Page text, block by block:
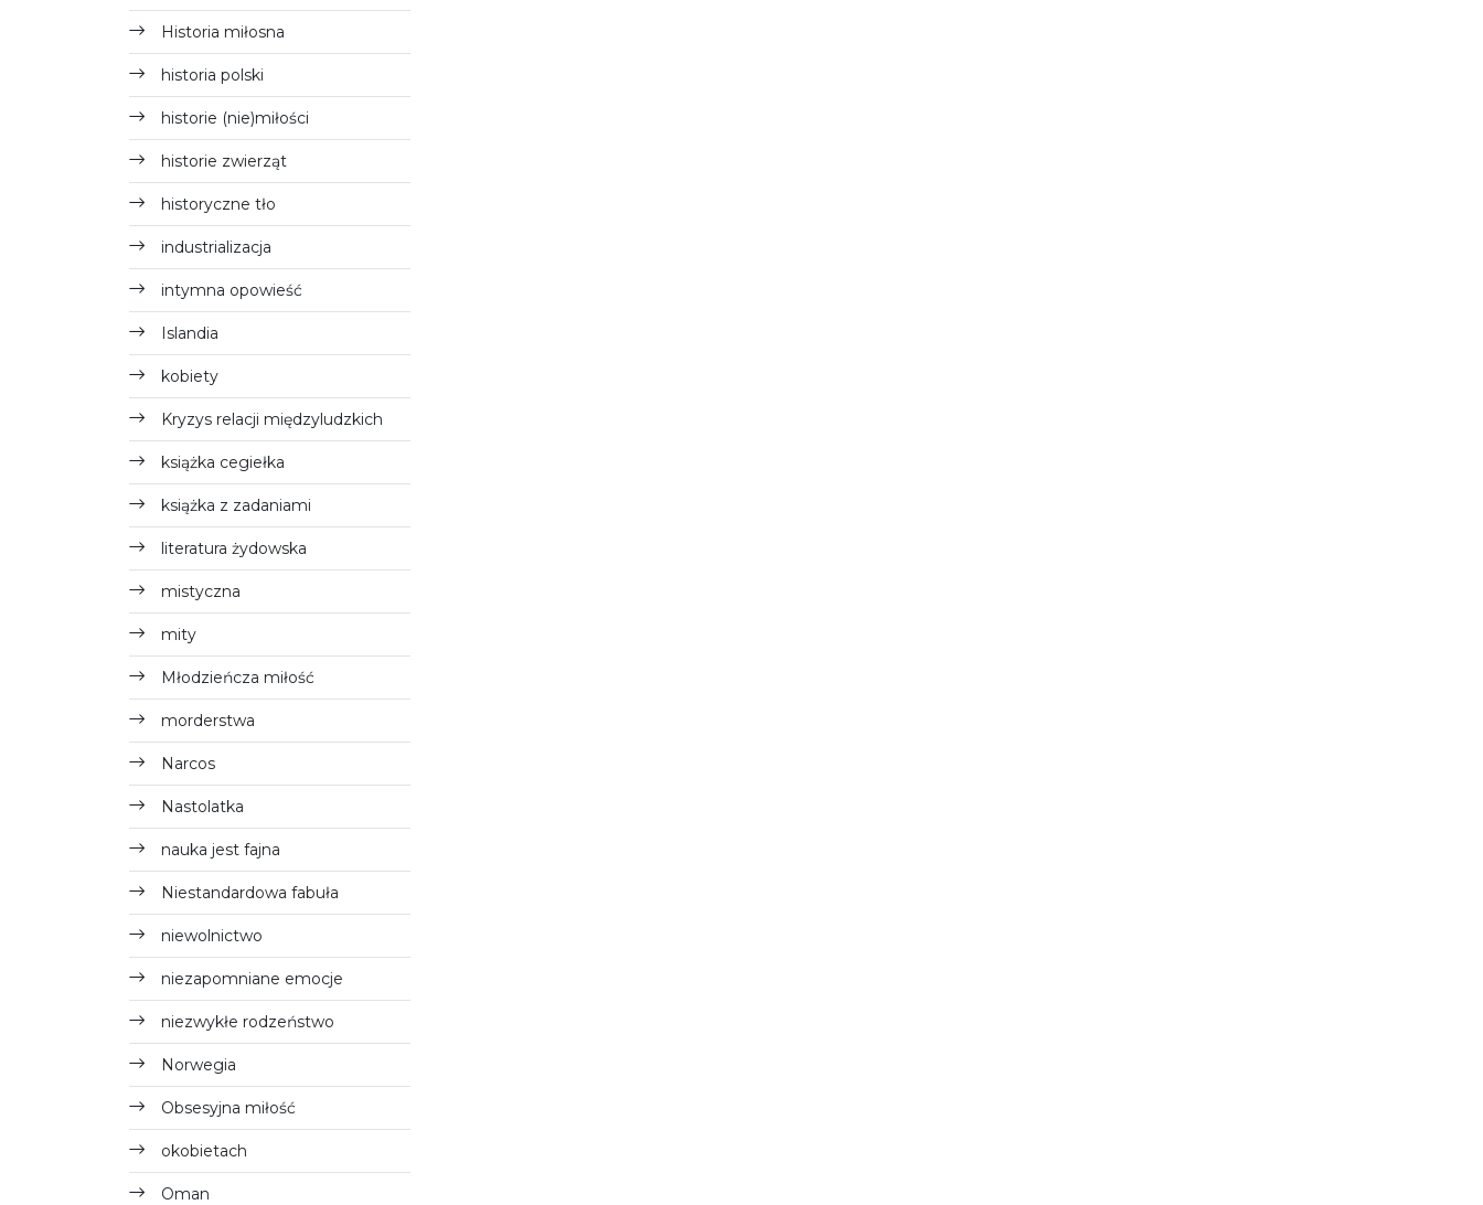
Historia miłosna
historia polski
historie (nie)miłości
historie zwierząt
historyczne tło
industrializacja
intymna opowieść
Islandia
kobiety
Kryzys relacji międzyludzkich
książka cegiełka
książka z zadaniami
literatura żydowska
mistyczna
mity
Młodzieńcza miłość
morderstwa
Narcos
Nastolatka
nauka jest fajna
Niestandardowa fabuła
niewolnictwo
niezapomniane emocje
niezwykłe rodzeństwo
Norwegia
Obsesyjna miłość
okobietach
Oman